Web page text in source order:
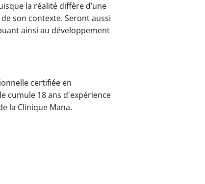
la réalité diffère d’une
son contexte. Seront aussi
ainsi au développement
certifiée en
cumule 18 ans d'expérience
la Clinique Mana.